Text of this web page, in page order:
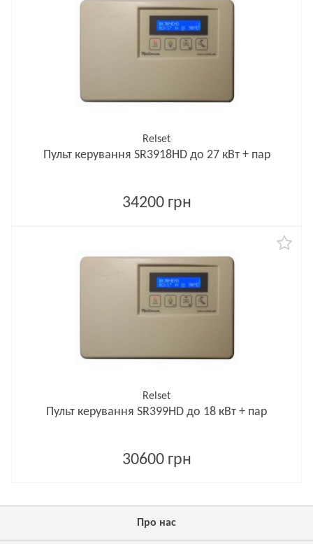
Relset
Пульт керування SR3918HD до 27 кВт + пар
34200 грн
Relset
Пульт керування SR399HD до 18 кВт + пар
30600 грн
Про нас